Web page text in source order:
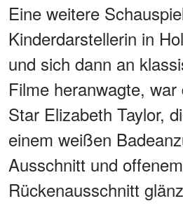
Eine weitere
Kinderdarstellerin in
und sich dann an
Filme heranwagte,
Star Elizabeth Taylor,
einem weißen
Ausschnitt und offenem
Rückenausschnitt